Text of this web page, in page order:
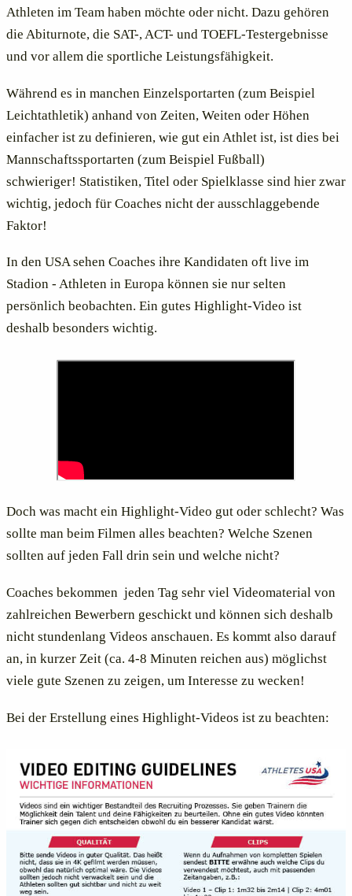
Athleten im Team haben möchte oder nicht. Dazu gehören
die Abiturnote, die SAT-, ACT- und TOEFL-Testergebnisse
und vor allem die sportliche Leistungsfähigkeit.
Während es in manchen Einzelsportarten (zum Beispiel
Leichtathletik) anhand von Zeiten, Weiten oder Höhen
einfacher ist zu definieren, wie gut ein Athlet ist, ist dies bei
Mannschaftssportarten (zum Beispiel Fußball)
schwieriger! Statistiken, Titel oder Spielklasse sind hier zwar
wichtig, jedoch für Coaches nicht der ausschlaggebende
Faktor!
In den USA sehen Coaches ihre Kandidaten oft live im
Stadion - Athleten in Europa können sie nur selten
persönlich beobachten. Ein gutes Highlight-Video ist
deshalb besonders wichtig.
Doch was macht ein Highlight-Video gut oder schlecht? Was
sollte man beim Filmen alles beachten? Welche Szenen
sollten auf jeden Fall drin sein und welche nicht?
Coaches bekommen jeden Tag sehr viel Videomaterial von
zahlreichen Bewerbern geschickt und können sich deshalb
nicht stundenlang Videos anschauen. Es kommt also darauf
an, in kurzer Zeit (ca. 4-8 Minuten reichen aus) möglichst
viele gute Szenen zu zeigen, um Interesse zu wecken!
Bei der Erstellung eines Highlight-Videos ist zu beachten: